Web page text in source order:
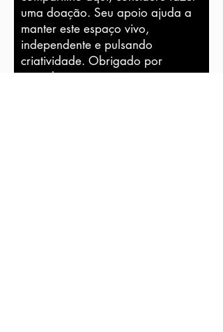
uma doação. Seu apoio ajuda a
manter este espaço vivo,
independente e pulsando
criatividade. Obrigado por
caminhar comigo.